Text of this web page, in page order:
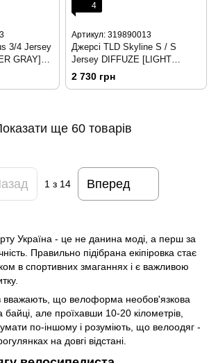
3/4 Jersey
GRAY]
4
Артикул: 319890013
Джерсі TLD Skyline S / S
Jersey DIFFUZE [LIGHT
MARINE / NAVY], розмір MD
2 730 грн
ще 60 товарів
1з 14 Вперед
Україна - це не данина моді, а перш за
Правильно підібрана екіпіровка стає
в спортивних змаганнях і є важливою
вважають, що велоформа необов'язкова
але проїхавши 10-20 кілометрів,
по-іншому і розуміють, що велоодяг -
на довгі відстані.